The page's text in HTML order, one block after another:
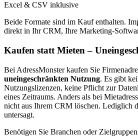
Excel & CSV inklusive
Beide Formate sind im Kauf enthalten.
direkt in Ihr CRM, Ihre Marketing-
Kaufen statt Mieten –
Bei AdressMonster kaufen Sie
uneingeschränkten Nutzung. Es gibt
Nutzungslizenzen, keine Pflicht zur
eines Zeitraums. Anders als bei
nicht aus Ihrem CRM löschen. Lediglich
untersagt.
Benötigen Sie Branchen oder